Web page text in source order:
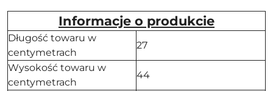
Informacje o produkcie
Długość towaru w
centymetrach
27
Wysokość towaru w
centymetrach
44